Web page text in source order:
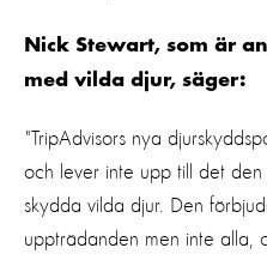
Nick Stewart, som är
med vilda djur, säger:
"TripAdvisors nya
och lever inte upp till det
skydda vilda djur. Den
uppträdanden men inte alla,